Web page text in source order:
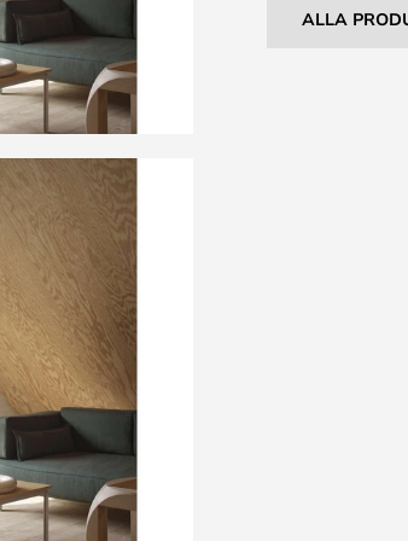
ALLA